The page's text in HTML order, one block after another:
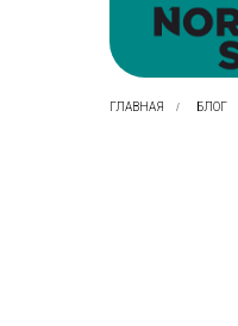
ГЛАВНАЯ / БЛОГ